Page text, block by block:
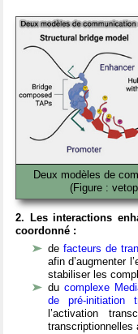
Deux modèles de
(Figure :
2. Les interactions
coordonné :
de facteurs de
afin d’augmenter
stabiliser les
du complexe
de pré-initiation
l’activation
transcriptionnelles